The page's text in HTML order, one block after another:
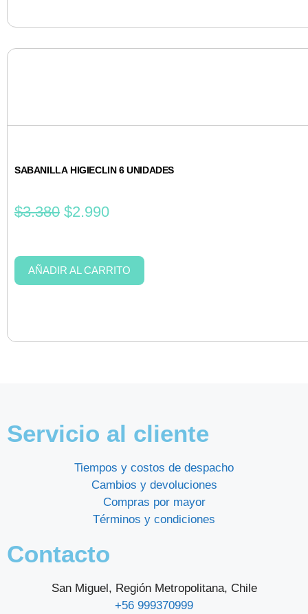
SABANILLA HIGIECLIN 6 UNIDADES
$3.380 $2.990
AÑADIR AL CARRITO
Servicio al cliente
Tiempos y costos de despacho
Cambios y devoluciones
Compras por mayor
Términos y condiciones
Contacto
San Miguel, Región Metropolitana, Chile
+56 999370999